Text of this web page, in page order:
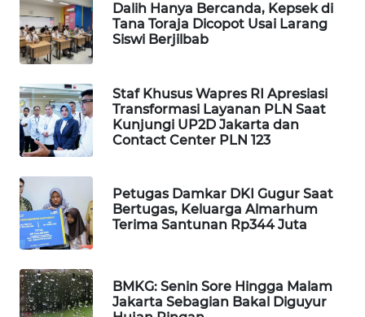
Dalih Hanya Bercanda, Kepsek di
Tana Toraja Dicopot Usai Larang
Siswi Berjilbab
Staf Khusus Wapres RI Apresiasi
Transformasi Layanan PLN Saat
Kunjungi UP2D Jakarta dan
Contact Center PLN 123
Petugas Damkar DKI Gugur Saat
Bertugas, Keluarga Almarhum
Terima Santunan Rp344 Juta
BMKG: Senin Sore Hingga Malam
Jakarta Sebagian Bakal Diguyur
MAWAKA
ID
MARTABAT
NET
PLN
MKLI
LPKKI
LKKI